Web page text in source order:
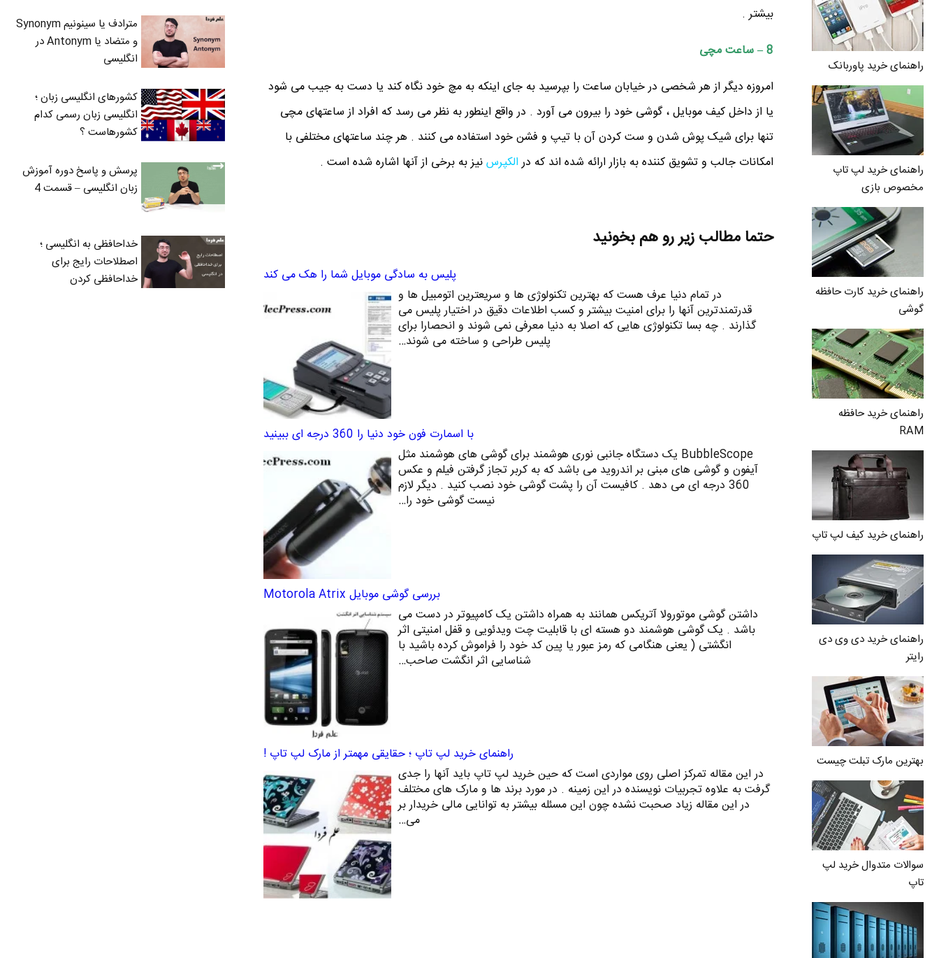
راهنمای خرید پاوربانک
راهنمای خرید لپ تاپ
مخصوص بازی
راهنمای خرید کارت حافظه
گوشی
راهنمای خرید حافظه
RAM
راهنمای خرید کیف لپ تاپ
راهنمای خرید دی وی دی
رایتر
بهترین مارک تبلت چیست
سوالات متدوال خرید لپ
تاپ
بیشتر .
8 – ساعت مچی
امروزه دیگر از هر شخصی در خیابان ساعت را بپرسید به جای اینکه به مچ خود نگاه کند یا دست به جیب می شود
یا از داخل کیف موبایل ، گوشی خود را بیرون می آورد . در واقع اینطور به نظر می رسد که افراد از ساعتهای مچی
تنها برای شیک پوش شدن و ست کردن آن با تیپ و فشن خود استفاده می کنند . هر چند ساعتهای مختلفی با
امکانات جالب و تشویق کننده به بازار ارائه شده اند که درالکپرسنیز به برخی از آنها اشاره شده است .
حتما مطالب زیر رو هم بخونید
پلیس به سادگی موبایل شما را هک می کند
در تمام دنیا عرف هست که بهترین تکنولوژی ها و سریعترین اتومبیل ها و
قدرتمندترین آنها را برای امنیت بیشتر و کسب اطلاعات دقیق در اختیار پلیس می
گذارند . چه بسا تکنولوژی هایی که اصلا به دنیا معرفی نمی شوند و انحصارا برای
پلیس طراحی و ساخته می شوند…
با اسمارت فون خود دنیا را 360 درجه ای ببینید
BubbleScope یک دستگاه جانبی نوری هوشمند برای گوشی های هوشمند مثل
آیفون و گوشی های مبنی بر اندروید می باشد که به کربر تجاز گرفتن فیلم و عکس
360 درجه ای می دهد . کافیست آن را پشت گوشی خود نصب کنید . دیگر لازم
نیست گوشی خود را…
بررسی گوشی موبایل Motorola Atrix
داشتن گوشی موتورولا آتریکس همانند به همراه داشتن یک کامپیوتر در دست می
باشد . یک گوشی هوشمند دو هسته ای با قابلیت چت ویدئویی و قفل امنیتی اثر
انگشتی ( یعنی هنگامی که رمز عبور یا پین کد خود را فراموش کرده باشید با
شناسایی اثر انگشت صاحب…
راهنمای خرید لپ تاپ ؛ حقایقی مهمتر از مارک لپ تاپ !
در این مقاله تمرکز اصلی روی مواردی است که حین خرید لپ تاپ باید آنها را جدی
گرفت به علاوه تجربیات نویسنده در این زمینه . در مورد برند ها و مارک های مختلف
در این مقاله زیاد صحبت نشده چون این مسئله بیشتر به توانایی مالی خریدار بر
می…
مترادف یا سینونیم Synonym
و متضاد یا Antonym در
انگلیسی
کشورهای انگلیسی زبان ؛
انگلیسی زبان رسمی کدام
کشورهاست ؟
پرسش و پاسخ دوره آموزش
زبان انگلیسی – قسمت 4
خداحافظی به انگلیسی ؛
اصطلاحات رایج برای
خداحافظی کردن